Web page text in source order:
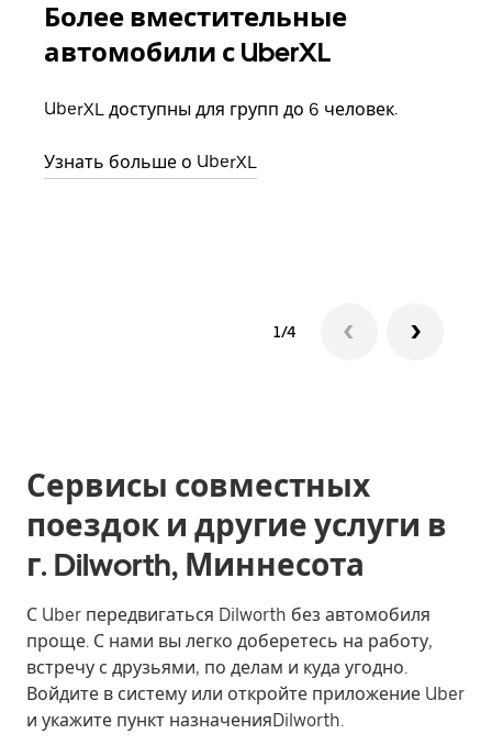
Более вместительные
автомобили с UberXL
UberXL доступны для групп до 6 человек.
Узнать больше о UberXL
1/4
Сервисы совместных
поездок и другие услуги в
г. Dilworth, Миннесота
С Uber передвигаться Dilworth без автомобиля
проще. С нами вы легко доберетесь на работу,
встречу с друзьями, по делам и куда угодно.
Войдите в систему или откройте приложение Uber
и укажите пункт назначенияDilworth.